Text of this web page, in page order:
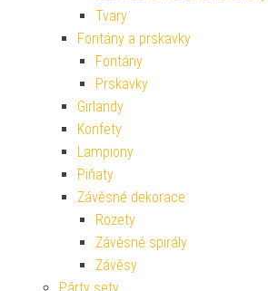
Tvary
Fontány a prskavky
Fontány
Prskavky
Girlandy
Konfety
Lampiony
Piňaty
Závěsné dekorace
Rozety
Závěsné spirály
Závěsy